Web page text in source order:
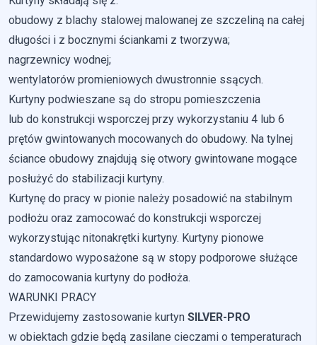
obudowy z blachy stalowej malowanej ze szczeliną na całej
długości i z bocznymi ściankami z tworzywa;
nagrzewnicy wodnej;
wentylatorów promieniowych dwustronnie ssących.
Kurtyny podwieszane są do stropu pomieszczenia
lub do konstrukcji wsporczej przy wykorzystaniu 4 lub 6
prętów gwintowanych mocowanych do obudowy. Na tylnej
ściance obudowy znajdują się otwory gwintowane mogące
posłużyć do stabilizacji kurtyny.
Kurtynę do pracy w pionie należy posadowić na stabilnym
podłożu oraz zamocować do konstrukcji wsporczej
wykorzystując nitonakrętki kurtyny. Kurtyny pionowe
standardowo wyposażone są w stopy podporowe służące
do zamocowania kurtyny do podłoża.
WARUNKI PRACY
Przewidujemy zastosowanie kurtyn SILVER-PRO
w obiektach gdzie będą zasilane cieczami o temperaturach